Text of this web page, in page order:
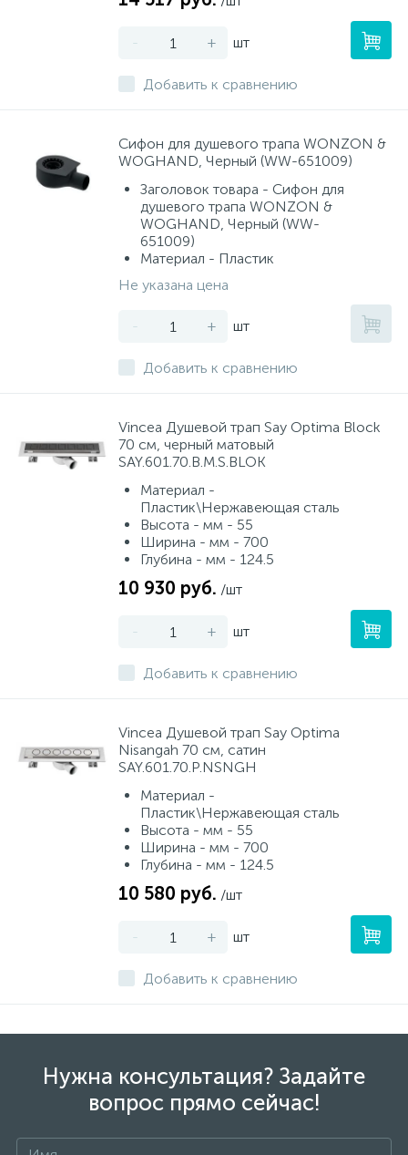
- + шт
Добавить к сравнению
Сифон для душевого трапа WONZON &
WOGHAND, Черный (WW-651009)
Заголовок товара - Сифон для
душевого трапа WONZON &
WOGHAND, Черный (WW-
651009)
Материал - Пластик
Не указана цена
- + шт
Добавить к сравнению
Vincea Душевой трап Say Optima Block
70 см, черный матовый
SAY.601.70.B.M.S.BLOK
Материал -
Пластик\Нержавеющая сталь
Высота - мм - 55
Ширина - мм - 700
Глубина - мм - 124.5
10 930 руб. /шт
- + шт
Добавить к сравнению
Vincea Душевой трап Say Optima
Nisangah 70 см, сатин
SAY.601.70.P.NSNGH
Материал -
Пластик\Нержавеющая сталь
Высота - мм - 55
Ширина - мм - 700
Глубина - мм - 124.5
10 580 руб. /шт
- + шт
Добавить к сравнению
Нужна консультация? Задайте
вопрос прямо сейчас!